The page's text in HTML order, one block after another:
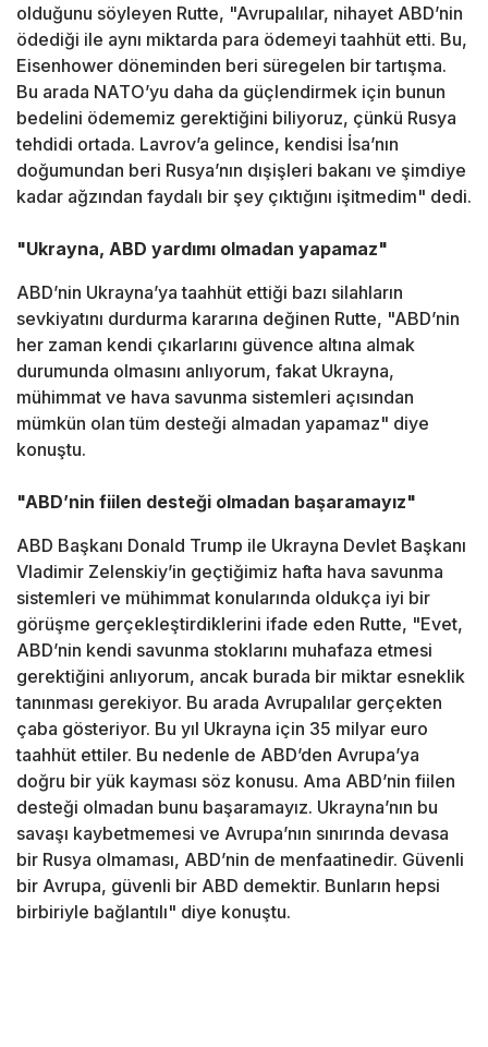
olduğunu söyleyen Rutte, "Avrupalılar, nihayet ABD’nin
ödediği ile aynı miktarda para ödemeyi taahhüt etti. Bu,
Eisenhower döneminden beri süregelen bir tartışma.
Bu arada NATO’yu daha da güçlendirmek için bunun
bedelini ödememiz gerektiğini biliyoruz, çünkü Rusya
tehdidi ortada. Lavrov’a gelince, kendisi İsa’nın
doğumundan beri Rusya’nın dışişleri bakanı ve şimdiye
kadar ağzından faydalı bir şey çıktığını işitmedim" dedi.
"Ukrayna, ABD yardımı olmadan yapamaz"
ABD’nin Ukrayna’ya taahhüt ettiği bazı silahların
sevkiyatını durdurma kararına değinen Rutte, "ABD’nin
her zaman kendi çıkarlarını güvence altına almak
durumunda olmasını anlıyorum, fakat Ukrayna,
mühimmat ve hava savunma sistemleri açısından
mümkün olan tüm desteği almadan yapamaz" diye
konuştu.
"ABD’nin fiilen desteği olmadan başaramayız"
ABD Başkanı Donald Trump ile Ukrayna Devlet Başkanı
Vladimir Zelenskiy’in geçtiğimiz hafta hava savunma
sistemleri ve mühimmat konularında oldukça iyi bir
görüşme gerçekleştirdiklerini ifade eden Rutte, "Evet,
ABD’nin kendi savunma stoklarını muhafaza etmesi
gerektiğini anlıyorum, ancak burada bir miktar esneklik
tanınması gerekiyor. Bu arada Avrupalılar gerçekten
çaba gösteriyor. Bu yıl Ukrayna için 35 milyar euro
taahhüt ettiler. Bu nedenle de ABD’den Avrupa’ya
doğru bir yük kayması söz konusu. Ama ABD’nin fiilen
desteği olmadan bunu başaramayız. Ukrayna’nın bu
savaşı kaybetmemesi ve Avrupa’nın sınırında devasa
bir Rusya olmaması, ABD’nin de menfaatinedir. Güvenli
bir Avrupa, güvenli bir ABD demektir. Bunların hepsi
birbiriyle bağlantılı" diye konuştu.